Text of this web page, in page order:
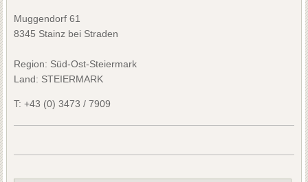
Muggendorf 61
8345 Stainz bei Straden
Region: Süd-Ost-Steiermark
Land: STEIERMARK
T: +43 (0) 3473 / 7909